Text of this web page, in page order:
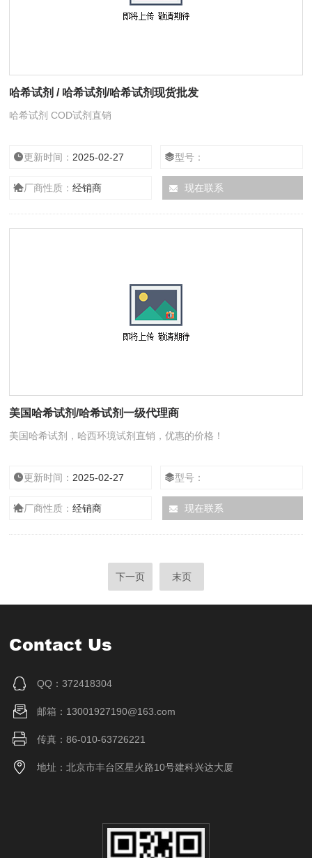
哈希试剂 / 哈希试剂/哈希试剂现货批发
哈希试剂 COD试剂直销
更新时间： 2025-02-27 型号：
厂商性质：经销商 现在联系
美国哈希试剂/哈希试剂一级代理商
美国哈希试剂，哈西环境试剂直销，优惠的价格！
更新时间： 2025-02-27 型号：
厂商性质：经销商 现在联系
下一页 末页
Contact Us
QQ：372418304
邮箱：13001927190@163.com
传真：86-010-63726221
地址：北京市丰台区星火路10号建科兴达大厦